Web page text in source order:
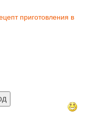
приготовления в